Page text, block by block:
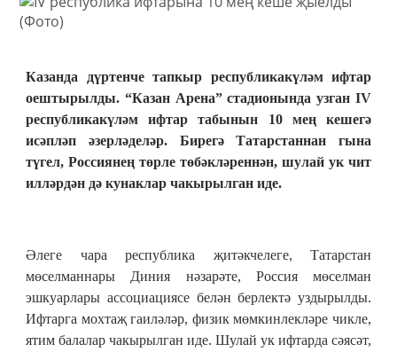
Казанда дүртенче тапкыр республикакүләм ифтар
оештырылды. “Казан Арена” стадионында узган IV
республикакүләм ифтар табынын 10 мең кешегә
исәпләп әзерләделәр. Бирегә Татарстаннан гына
түгел, Россиянең төрле төбәкләреннән, шулай ук чит
илләрдән дә кунаклар чакырылган иде.
Әлеге чара республика җитәкчелеге, Татарстан
мөселманнары Диния нәзарәте, Россия мөселман
эшкуарлары ассоциациясе белән берлектә уздырылды.
Ифтарга мохтаҗ гаиләләр, физик мөмкинлекләре чикле,
ятим балалар чакырылган иде. Шулай ук ифтарда сәясәт,